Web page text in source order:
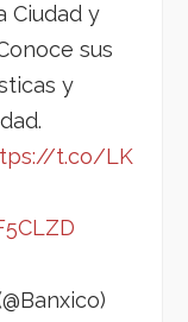
Ciudad y
sus
y
t.co/LK